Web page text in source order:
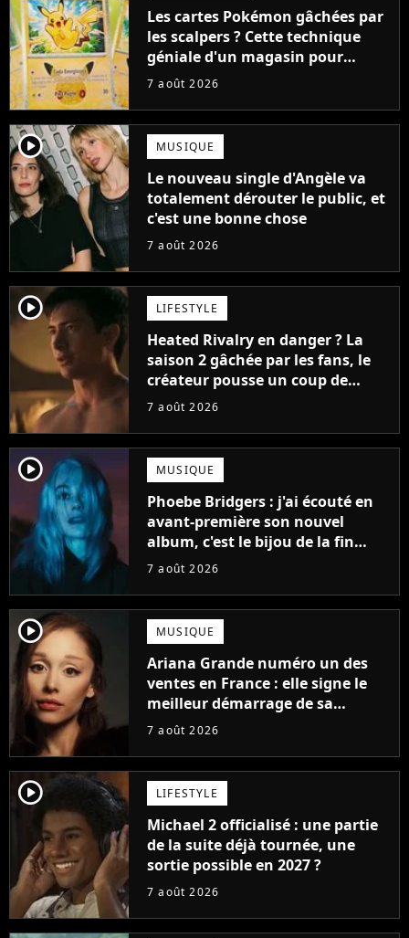
Les cartes Pokémon gâchées par
les scalpers ? Cette technique
géniale d'un magasin pour
ruiner les revendeurs
7 août 2026
player2 MUSIQUE
Le nouveau single d'Angèle va
totalement dérouter le public, et
c'est une bonne chose
7 août 2026
player2 LIFESTYLE
Heated Rivalry en danger ? La
saison 2 gâchée par les fans, le
créateur pousse un coup de
gueule
7 août 2026
player2 MUSIQUE
Phoebe Bridgers : j'ai écouté en
avant-première son nouvel
album, c'est le bijou de la fin
d'été
7 août 2026
player2 MUSIQUE
Ariana Grande numéro un des
ventes en France : elle signe le
meilleur démarrage de sa
carrière avec son album Petal
7 août 2026
player2 LIFESTYLE
Michael 2 officialisé : une partie
de la suite déjà tournée, une
sortie possible en 2027 ?
7 août 2026